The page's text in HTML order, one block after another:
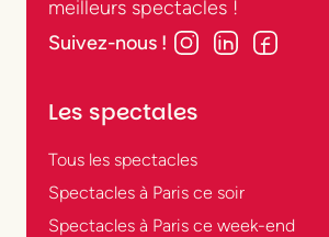
meilleurs spectacles !
Suivez-nous !
Les spectales
Tous les spectacles
Spectacles à Paris ce soir
Spectacles à Paris ce week-end